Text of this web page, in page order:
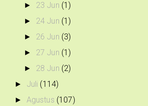
► 23 Jun (1)
► 24 Jun (1)
► 26 Jun (3)
► 27 Jun (1)
► 28 Jun (2)
► Juli (114)
► Agustus (107)